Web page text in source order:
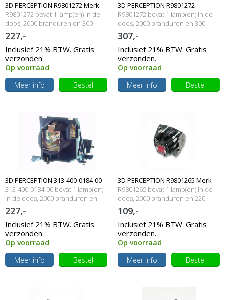
3D PERCEPTION R9801272 Merk
lamp met behuizing
R9801272 bevat 1 lamp(en) in de
doos, 2000 branduren en 300
Watt
227,-
Inclusief 21% BTW. Gratis
verzonden.
Op voorraad
Meer info
Bestel
3D PERCEPTION R9801272
Originele lamp met behuizing
R9801272 bevat 1 lamp(en) in de
doos, 2000 branduren en 300
Watt
307,-
Inclusief 21% BTW. Gratis
verzonden.
Op voorraad
Meer info
Bestel
3D PERCEPTION 313-400-0184-00
Originele lamp met behuizing
313-400-0184-00 bevat 1 lamp(en)
in de doos, 2000 branduren en
250 Watt
227,-
Inclusief 21% BTW. Gratis
verzonden.
Op voorraad
Meer info
Bestel
3D PERCEPTION R9801265 Merk
lamp met behuizing
R9801265 bevat 1 lamp(en) in de
doos, 2000 branduren en 220
Watt
109,-
Inclusief 21% BTW. Gratis
verzonden.
Op voorraad
Meer info
Bestel